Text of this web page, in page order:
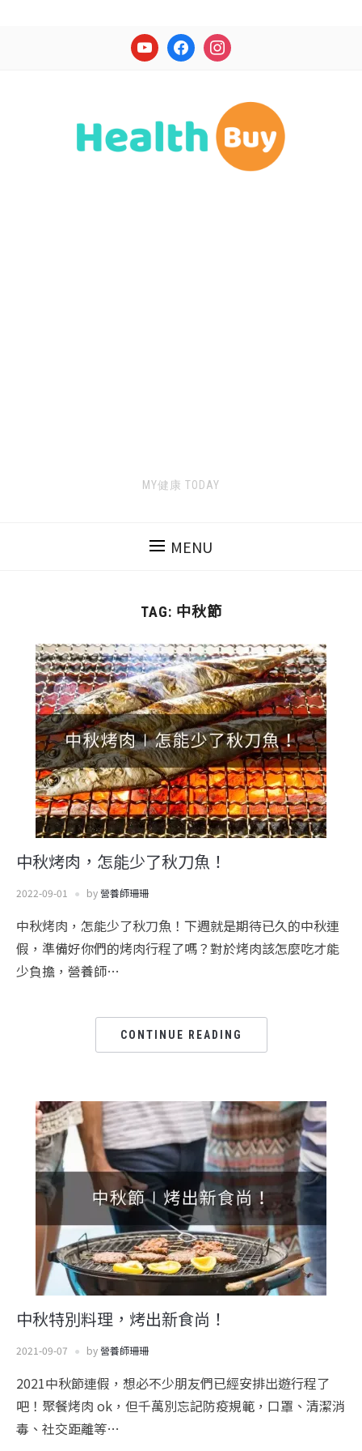
youtube facebookinstagram
MY健康 TODAY
MENU
TAG: 中秋節
中秋烤肉，怎能少了秋刀魚！
2022-09-01 by營養師珊珊
中秋烤肉，怎能少了秋刀魚！下週就是期待已久的中秋連
假，準備好你們的烤肉行程了嗎？對於烤肉該怎麼吃才能
少負擔，營養師…
CONTINUE READING
中秋特別料理，烤出新食尚！
2021-09-07 by營養師珊珊
2021中秋節連假，想必不少朋友們已經安排出遊行程了
吧！聚餐烤肉 ok，但千萬別忘記防疫規範，口罩、清潔消
毒、社交距離等…